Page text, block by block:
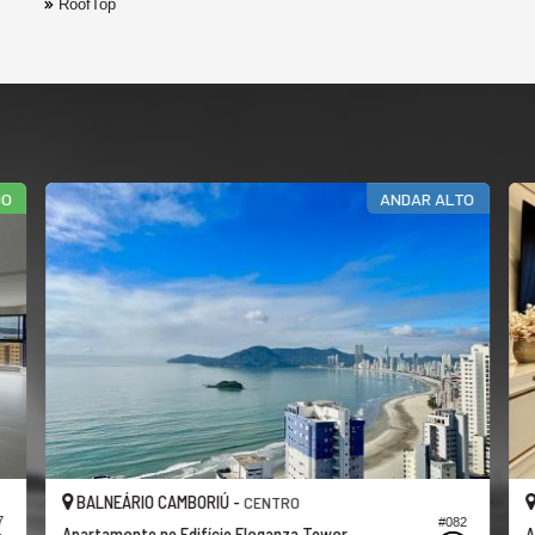
RoofTop
CENTRO DA CIDADE
-CENTRO BALNEÁRIO CAMBORIÚ -